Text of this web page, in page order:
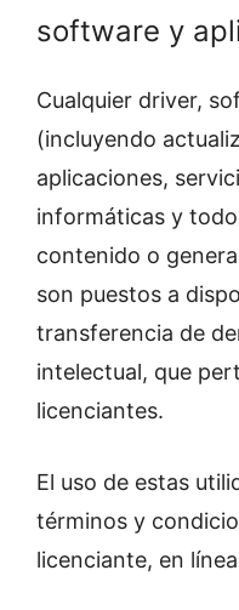
software y
Cualquier driver,
(incluyendo
aplicaciones,
informáticas y
contenido o
son puestos a
transferencia de
intelectual, que
licenciantes.
El uso de estas
términos y
licenciante, en